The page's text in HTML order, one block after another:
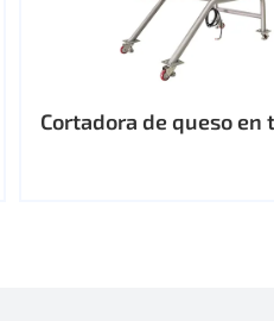
Cortadora de queso en